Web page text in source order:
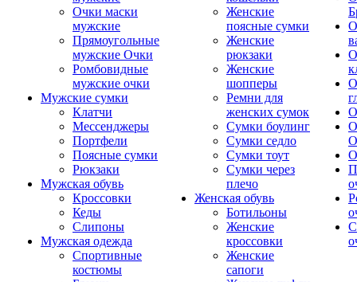
Очки маски
мужские
Прямоугольные
мужские Очки
Ромбовидные
мужские очки
Мужские сумки
Клатчи
Мессенджеры
Портфели
Поясные сумки
Рюкзаки
Мужская обувь
Кроссовки
Кеды
Слипоны
Мужская одежда
Спортивные
костюмы
Женские
поясные сумки
Женские
рюкзаки
Женские
шопперы
Ремни для
женских сумок
Сумки боулинг
Сумки седло
Сумки тоут
Сумки через
плечо
Женская обувь
Ботильоны
Женские
кроссовки
Женские
сапоги